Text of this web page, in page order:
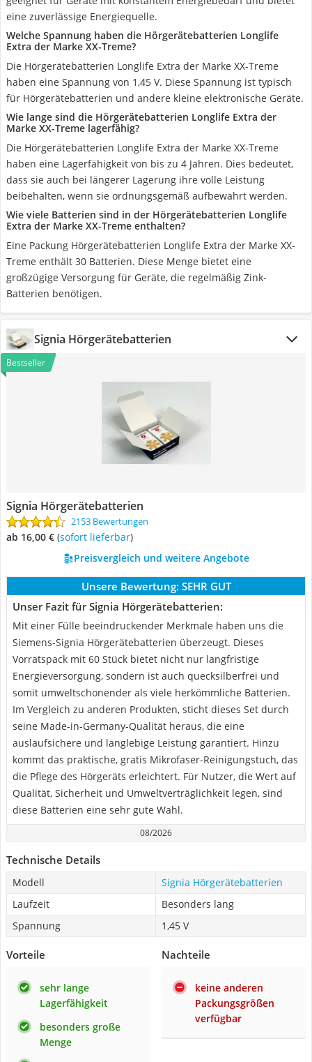
eine zuverlässige Energiequelle.
Welche Spannung haben die Hörgerätebatterien Longlife
Extra der Marke XX-Treme?
Die Hörgerätebatterien Longlife Extra der Marke XX-Treme
haben eine Spannung von 1,45 V. Diese Spannung ist typisch
für Hörgerätebatterien und andere kleine elektronische Geräte.
Wie lange sind die Hörgerätebatterien Longlife Extra der
Marke XX-Treme lagerfähig?
Die Hörgerätebatterien Longlife Extra der Marke XX-Treme
haben eine Lagerfähigkeit von bis zu 4 Jahren. Dies bedeutet,
dass sie auch bei längerer Lagerung ihre volle Leistung
beibehalten, wenn sie ordnungsgemäß aufbewahrt werden.
Wie viele Batterien sind in der Hörgerätebatterien Longlife
Extra der Marke XX-Treme enthalten?
Eine Packung Hörgerätebatterien Longlife Extra der Marke XX-
Treme enthält 30 Batterien. Diese Menge bietet eine
großzügige Versorgung für Geräte, die regelmäßig Zink-
Batterien benötigen.
Signia Hörgerätebatterien
Bestseller
Signia Hörgerätebatterien
2153 Bewertungen
ab 16,00 € ( Sofort lieferbar)
Preisvergleich und weitere Angebote
Unsere Bewertung: SEHR GUT
Unser Fazit für Signia Hörgerätebatterien:
Mit einer Fülle beeindruckender Merkmale haben uns die
Siemens-Signia Hörgerätebatterien überzeugt. Dieses
Vorratspack mit 60 Stück bietet nicht nur langfristige
Energieversorgung, sondern ist auch quecksilberfrei und
somit umweltschonender als viele herkömmliche Batterien.
Im Vergleich zu anderen Produkten, sticht dieses Set durch
seine Made-in-Germany-Qualität heraus, die eine
auslaufsichere und langlebige Leistung garantiert. Hinzu
kommt das praktische, gratis Mikrofaser-Reinigungstuch, das
die Pflege des Hörgeräts erleichtert. Für Nutzer, die Wert auf
Qualität, Sicherheit und Umweltverträglichkeit legen, sind
diese Batterien eine sehr gute Wahl.
08/2026
Technische Details
Modell
Signia Hörgerätebatterien
Laufzeit
Besonders lang
Spannung
1,45 V
Vorteile
sehr lange
Lagerfähigkeit
besonders große
Menge
Nachteile
keine anderen
Packungsgrößen
verfügbar